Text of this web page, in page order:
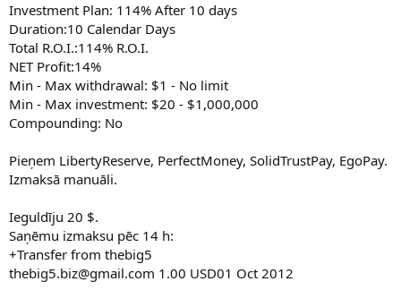
Investment Plan: 114% After 10 days
Duration:10 Calendar Days
Total R.O.I.:114% R.O.I.
NET Profit:14%
Min - Max withdrawal: $1 - No limit
Min - Max investment: $20 - $1,000,000
Compounding: No
Pieņem LibertyReserve, PerfectMoney, SolidTrustPay, EgoPay.
Izmaksā manuāli.
Ieguldīju 20 $.
Saņēmu izmaksu pēc 14 h:
+Transfer from thebig5
thebig5.biz@gmail.com 1.00 USD01 Oct 2012